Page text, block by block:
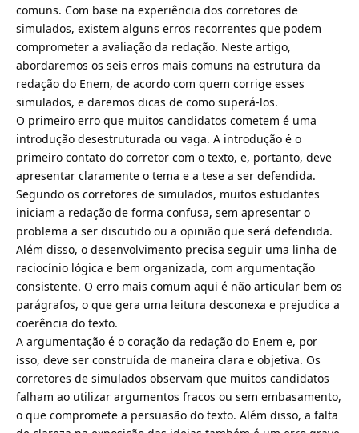
comuns. Com base na experiência dos corretores de
simulados, existem alguns erros recorrentes que podem
comprometer a avaliação da redação. Neste artigo,
abordaremos os seis erros mais comuns na estrutura da
redação do Enem, de acordo com quem corrige esses
simulados, e daremos dicas de como superá-los.
O primeiro erro que muitos candidatos cometem é uma
introdução desestruturada ou vaga. A introdução é o
primeiro contato do corretor com o texto, e, portanto, deve
apresentar claramente o tema e a tese a ser defendida.
Segundo os corretores de simulados, muitos estudantes
iniciam a redação de forma confusa, sem apresentar o
problema a ser discutido ou a opinião que será defendida.
Além disso, o desenvolvimento precisa seguir uma linha de
raciocínio lógica e bem organizada, com argumentação
consistente. O erro mais comum aqui é não articular bem os
parágrafos, o que gera uma leitura desconexa e prejudica a
coerência do texto.
A argumentação é o coração da redação do Enem e, por
isso, deve ser construída de maneira clara e objetiva. Os
corretores de simulados observam que muitos candidatos
falham ao utilizar argumentos fracos ou sem embasamento,
o que compromete a persuasão do texto. Além disso, a falta